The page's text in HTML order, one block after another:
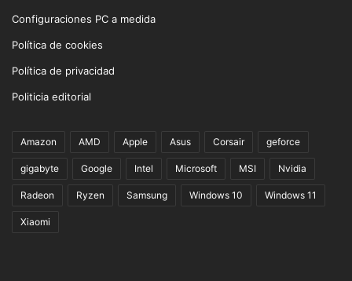
Configuraciones PC a medida
Política de cookies
Política de privacidad
Politicia editorial
Amazon AMD Apple Asus Corsair geforce
gigabyte Google Intel Microsoft MSI Nvidia
Radeon Ryzen Samsung Windows 10 Windows 11
Xiaomi